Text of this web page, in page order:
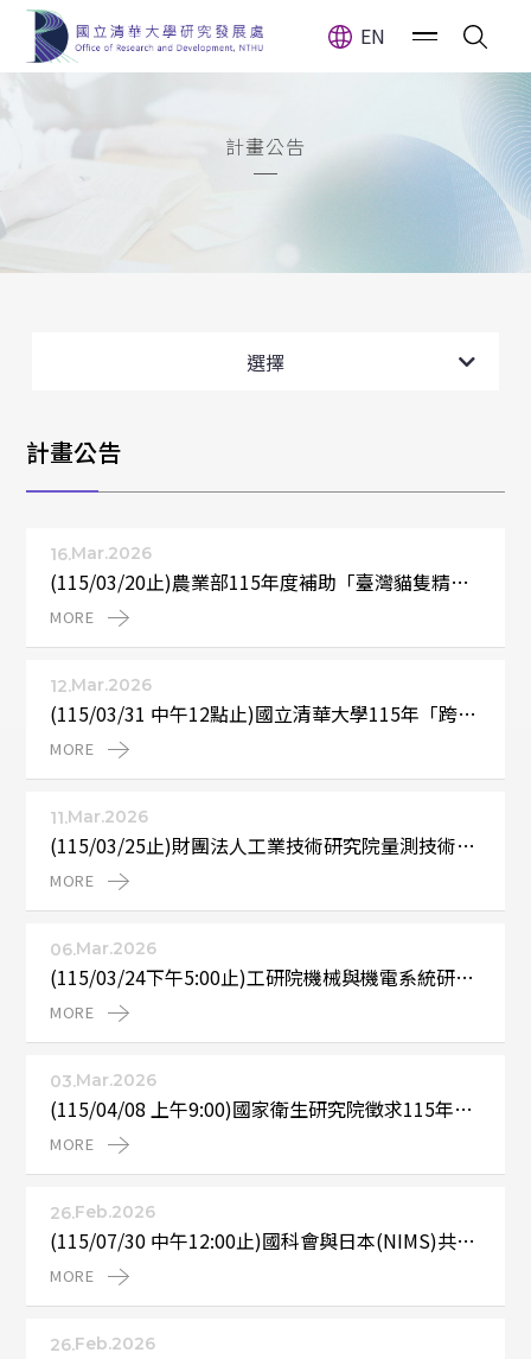
EN
計畫公告
選擇
計畫公告
其它
舊公告消息
計畫公告
16.Mar.2026
(115/03/20止)農業部115年度補助「臺灣貓隻精準
營養平台先期研究」科技計畫申請至115年3月20日
止
MORE
12.Mar.2026
(115/03/31 中午12點止)國立清華大學115年「跨領
域研究計畫」申請案，校內截止時間115年3月31日
(二)中午12點止
MORE
11.Mar.2026
(115/03/25止)財團法人工業技術研究院量測技術發
展中心115年度分包研究計畫規格內容等資訊
MORE
06.Mar.2026
(115/03/24下午5:00止)工研院機械與機電系統研究
所115年度承接經濟部委託或補助科技專案計畫之學
界分包研究計畫徵求，申請於115年3月24日止
MORE
03.Mar.2026
(115/04/08 上午9:00)國家衛生研究院徵求115年度
「院外整合性醫藥衛生科技研究計畫優秀資深研究
助理獎助」，校內截止日期:115年4月8日(三)早上
MORE
26.Feb.2026
(115/07/30 中午12:00止)國科會與日本(NIMS)共同
徵求雙邊協議國際合作研究計畫，校內截止時間115
年7月30日(四)中午12點止
MORE
26.Feb.2026